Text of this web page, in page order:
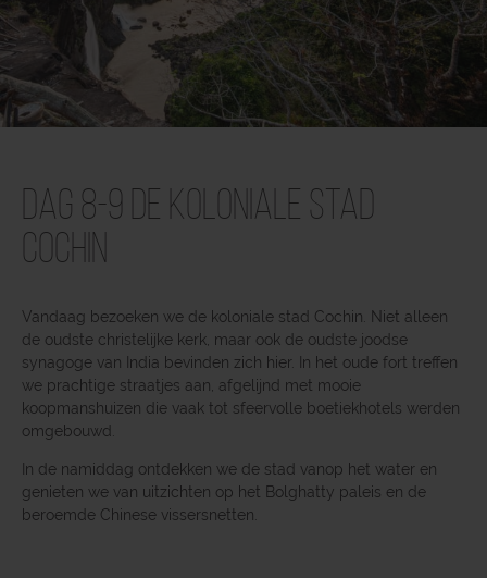
Dag 8-9 De koloniale stad
Cochin
Vandaag bezoeken we de koloniale stad Cochin. Niet alleen
de oudste christelijke kerk, maar ook de oudste joodse
synagoge van India bevinden zich hier. In het oude fort treffen
we prachtige straatjes aan, afgelijnd met mooie
koopmanshuizen die vaak tot sfeervolle boetiekhotels werden
omgebouwd.
In de namiddag ontdekken we de stad vanop het water en
genieten we van uitzichten op het Bolghatty paleis en de
beroemde Chinese vissersnetten.